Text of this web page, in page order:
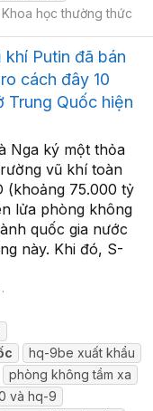
Khoa học thường thức
Putin đã bán
cách đây 10
Trung Quốc hiện
Nga ký một thỏa
vũ khí toàn
(khoảng 75.000 tỷ
lửa phòng không
quốc gia nước
này. Khi đó, S-
hq-9be xuất khẩu
phòng không tầm xa
và hq-9